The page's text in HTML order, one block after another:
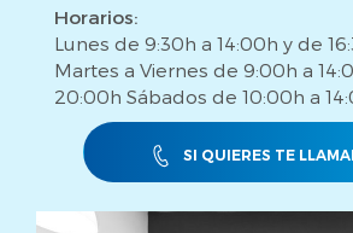
Horarios:
Lunes de 9:30h a 14:00h y de
Martes a Viernes de 9:00h a
20:00h Sábados de 10:00h a
SI QUIERES TE